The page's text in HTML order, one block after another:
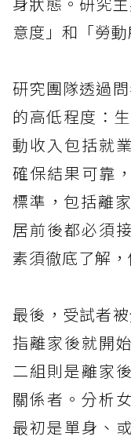
意度」和「勞動
研究團隊透過
的高低程度：
動收入包括就
確保結果可靠
標準，包括離
居前後都必須
素須徹底了解
最後，受試者
指離家後就開
二組則是離家
關係者。分析
最初是單身、